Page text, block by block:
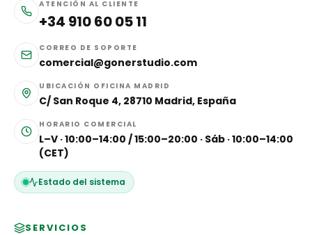
ATENCIÓN AL CLIENTE
+34 910 60 05 11
CORREO DE SOPORTE
comercial@gonerstudio.com
UBICACIÓN OFICINA MADRID
C/ San Roque 4, 28710 Madrid, España
HORARIO COMERCIAL
L–V · 10:00–14:00 / 15:00–20:00 · Sáb · 10:00–14:00
(CET)
Estado del sistema
SERVICIOS